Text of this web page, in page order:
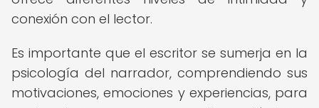
conexión con el lector.
Es importante que el escritor se sumerja en la
psicología del narrador, comprendiendo sus
motivaciones, emociones y experiencias, para